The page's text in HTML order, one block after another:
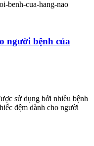
người bệnh của
sử dụng bởi nhiều bệnh
đệm dành cho người